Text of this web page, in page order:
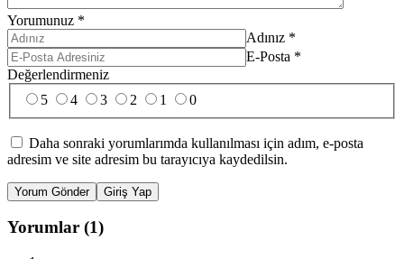
Yorumunuz *
Adınız *
E-Posta *
Değerlendirmeniz
5
4 3 2 1 0
Daha sonraki yorumlarımda kullanılması için adım, e-posta
adresim ve site adresim bu tarayıcıya kaydedilsin.
Yorum Gönder Giriş Yap
Yorumlar (1)